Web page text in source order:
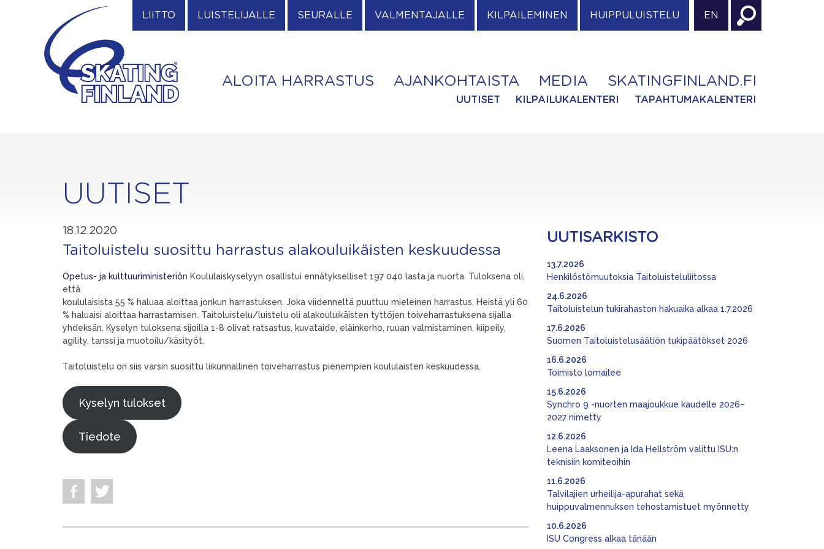
LIITTO LUISTELIJALLE SEURALLE VALMENTAJALLE KILPAILEMINEN HUIPPULUISTELU EN
ALOITA HARRASTUS AJANKOHTAISTA MEDIA SKATINGFINLAND.FI
UUTISET KILPAILUKALENTERI TAPAHTUMAKALENTERI
UUTISET
18.12.2020
Taitoluistelu suosittu harrastus alakouluikäisten keskuudessa
Opetus- ja kulttuuriministeriön Koululaiskyselyyn osallistui ennätykselliset 197 040 lasta ja nuorta. Tuloksena oli,
että
koululaisista 55 % haluaa aloittaa jonkun harrastuksen. Joka viidenneltä puuttuu mieleinen harrastus. Heistä yli 60
% haluaisi aloittaa harrastamisen. Taitoluistelu/luistelu oli alakouluikäisten tyttöjen toiveharrastuksena sijalla
yhdeksän. Kyselyn tuloksena sijoilla 1-8 olivat ratsastus, kuvataide, eläinkerho, ruuan valmistaminen, kiipeily,
agility, tanssi ja muotoilu/käsityöt.
Taitoluistelu on siis varsin suosittu liikunnallinen toiveharrastus pienempien koululaisten keskuudessa.
Kyselyn tulokset
Tiedote
UUTISARKISTO
Henkilöstömuutoksia Taitoluisteluliitossa
13.7.2026
Taitoluistelun tukirahaston hakuaika alkaa 1.7.2026
24.6.2026
Suomen Taitoluistelusäätiön tukipäätökset 2026
17.6.2026
Toimisto lomailee
16.6.2026
Synchro 9 -nuorten maajoukkue kaudelle 2026–
2027 nimetty
15.6.2026
Leena Laaksonen ja Ida Hellström valittu ISU:n
teknisiin komiteoihin
12.6.2026
Talvilajien urheilija-apurahat sekä
huippuvalmennuksen tehostamistuet myönnetty
11.6.2026
ISU Congress alkaa tänään
10.6.2026